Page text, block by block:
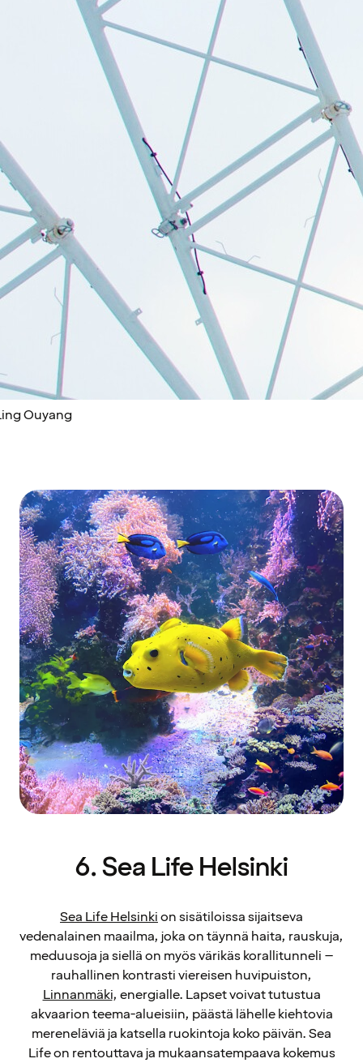
Ouyang
6. Sea Life Helsinki
Sea Life Helsinkion sisätiloissa sijaitseva
vedenalainen maailma, joka on täynnä haita, rauskuja,
meduusoja ja siellä on myös värikäs korallitunneli –
rauhallinen kontrasti viereisen huvipuiston,
Linnanmäki, energialle. Lapset voivat tutustua
akvaarion teema-alueisiin, päästä lähelle kiehtovia
mereneläviä ja katsella ruokintoja koko päivän. Sea
Life on rentouttava ja mukaansatempaava kokemus